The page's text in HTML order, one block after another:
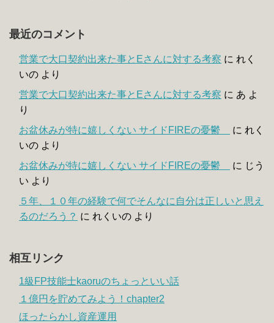
最近のコメント
営業で大口契約出来た事とEさんに対する考察 に れく
いの より
営業で大口契約出来た事とEさんに対する考察 に あ よ
り
お盆休みが特に嬉しくない サイドFIREの憂鬱
に れく
いの より
お盆休みが特に嬉しくない サイドFIREの憂鬱
に じう
い より
５年、１０年の経験で何でそんなに自分は正しいと思え
るのだろう？ に れくいの より
相互リンク
1級FP技能士kaoruのちょっといい話
１億円を貯めてみよう！chapter2
ほったらかし資産運用